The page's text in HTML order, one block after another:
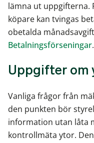
lämna ut uppgifterna.
köpare kan tvingas
obetalda
Betalningsförseningar
Uppgifter om
Vanliga frågor från
den punkten bör
information utan låta
kontrollmäta ytor.